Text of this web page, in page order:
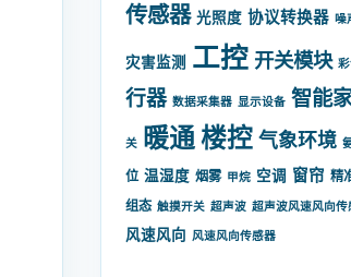
传感器 光照度 协议转换器 噪
灾害监测 工控 开关模块
行器 数据采集器 显示设备 智能
关 暖通楼控 气象环境
位 温湿度 烟雾 甲烷 空调 窗帘 精
组态 触摸开关 超声波 超声波风速风向传
风速风向 风速风向传感器